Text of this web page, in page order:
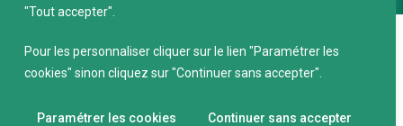
"Tout accepter".
Pour les personnaliser cliquer sur le lien "Paramétrer les
cookies" sinon cliquez sur "Continuer sans accepter".
Paramétrer les cookies Continuer sans accepter